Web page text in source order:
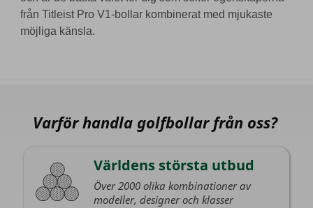
från Titleist Pro V1-bollar kombinerat med mjukaste
möjliga känsla.
Varför handla golfbollar från oss?
Världens största utbud
Över 2000 olika kombinationer av
modeller, designer och klasser